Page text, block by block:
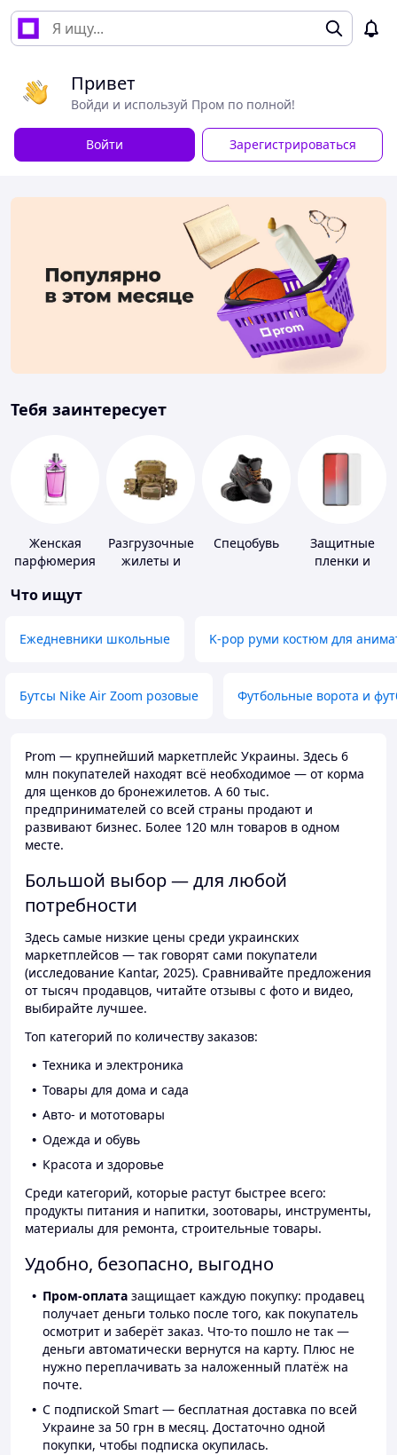
Привет
Войди и используй Пром по полной!
Войти Зарегистрироваться
Тебя заинтересует
Женская
парфюмерия
Разгрузочные
жилеты и
Спецобувь
Защитные
пленки и
Что ищут
Ежедневники школьные K-pop руми костюм для
Бутсы Nike Air Zoom розовые Футбольные ворота и
Prom — крупнейший маркетплейс Украины. Здесь 6
млн покупателей находят всё необходимое — от корма
для щенков до бронежилетов. А 60 тыс.
предпринимателей со всей страны продают и
развивают бизнес. Более 120 млн товаров в одном
месте.
Большой выбор — для любой
потребности
Здесь самые низкие цены среди украинских
маркетплейсов — так говорят сами покупатели
(исследование Kantar, 2025). Сравнивайте предложения
от тысяч продавцов, читайте отзывы с фото и видео,
выбирайте лучшее.
Топ категорий по количеству заказов:
Техника и электроника
Товары для дома и сада
Авто- и мототовары
Одежда и обувь
Красота и здоровье
Среди категорий, которые растут быстрее всего:
продукты питания и напитки, зоотовары, инструменты,
материалы для ремонта, строительные товары.
Удобно, безопасно, выгодно
Пром-оплата защищает каждую покупку: продавец
получает деньги только после того, как покупатель
осмотрит и заберёт заказ. Что-то пошло не так —
деньги автоматически вернутся на карту. Плюс не
нужно переплачивать за наложенный платёж на
почте.
С подпиской Smart — бесплатная доставка по всей
Украине за 50 грн в месяц. Достаточно одной
покупки, чтобы подписка окупилась.